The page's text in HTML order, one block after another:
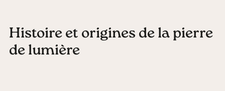
Histoire et origines de la pierre
de lumière